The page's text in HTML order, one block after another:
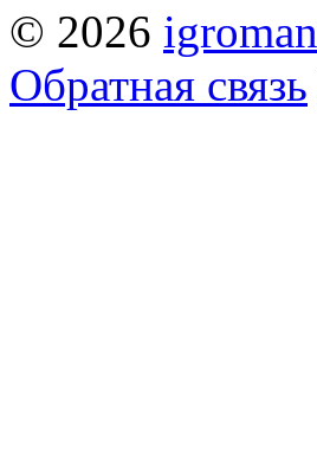
© 2026
Обратная связь